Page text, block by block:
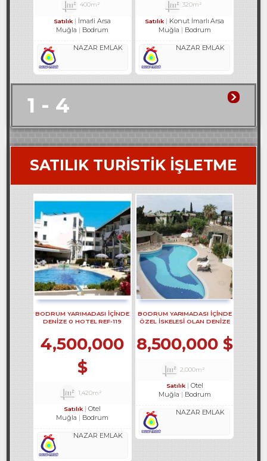
400m²
Satılık
İmarli Arsa
Muğla
Bodrum
NAZAR EMLAK
320m²
Satılık
Konut İmarlı Arsa
Muğla
Bodrum
NAZAR EMLAK
1 - 4
SATILIK TURİSTİK İŞLETME
BODRUM YARIMADASI İÇİNDE
DENİZE 0 HOTEL REF-119
4,500,000
$
1,420m²
Satılık
Otel
Muğla
Bodrum
NAZAR EMLAK
BODRUM YARIMADASI IÇINDE
ÖZEL ISKELESI OLAN DENIZE
8,500,000 $
2,000m²
Satılık
Otel
Muğla
Bodrum
NAZAR EMLAK